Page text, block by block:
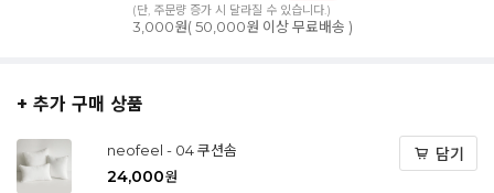
(단, 주문량 증가 시 달라질 수 있습니다.)
3,000원( 50,000원 이상 무료배송 )
+ 추가 구매 상품
neofeel - 04 쿠션솜
24,000원
담기